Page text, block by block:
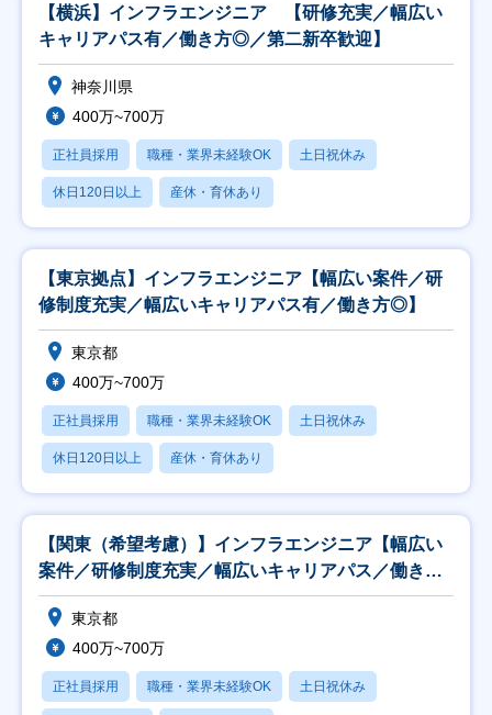
【横浜】インフラエンジニア 【研修充実／幅広い
キャリアパス有／働き方◎／第二新卒歓迎】
神奈川県
400万~700万
正社員採用 職種・業界未経験OK 土日祝休み
休日120日以上 産休・育休あり
【東京拠点】インフラエンジニア【幅広い案件／研
修制度充実／幅広いキャリアパス有／働き方◎】
東京都
400万~700万
正社員採用 職種・業界未経験OK 土日祝休み
休日120日以上 産休・育休あり
【関東（希望考慮）】インフラエンジニア【幅広い
案件／研修制度充実／幅広いキャリアパス／働き方
◎】
東京都
400万~700万
正社員採用 職種・業界未経験OK 土日祝休み